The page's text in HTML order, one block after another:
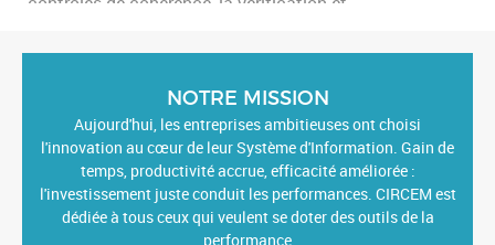
Factures électroniques : Bientôt une
obligation pour la déclaration de TVA
Retrouvez les nouveautés Sage 100...
Plus
NOTRE MISSION
Aujourd'hui, les entreprises ambitieuses ont choisi
l'innovation au cœur de leur Système d'Information. Gain de
temps, productivité accrue, efficacité améliorée :
l'investissement juste conduit les performances. CIRCEM est